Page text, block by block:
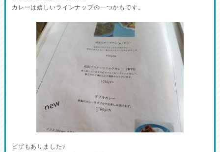
カレーは嬉しいラインナップの一つかもです。
ピザもありました♪